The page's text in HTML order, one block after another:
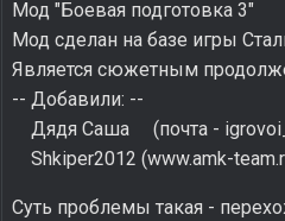
Мод "Боевая подготовка 3"
Мод сделан на базе игры
Является сюжетным
-- Добавили: --
Дядя Саша (почта -
Shkiper2012 (www.amk-
Суть проблемы такая -